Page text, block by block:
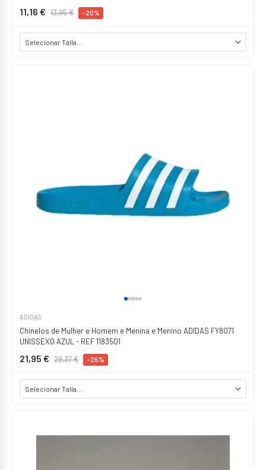
11,16 € 13,95 € -20%
ADIDAS
Chinelos de Mulher e Homem e Menina e Menino ADIDAS FY8071
UNISSEXO AZUL - REF 1183501
21,95 € 29,37 € -25%